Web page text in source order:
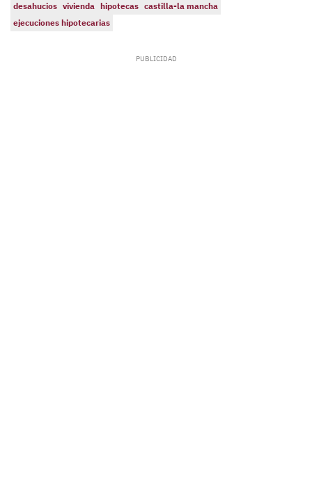
desahucios vivienda hipotecas castilla-la mancha
ejecuciones hipotecarias